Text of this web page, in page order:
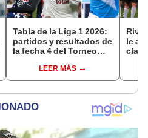
Tabla de la Liga 1 2026:
partidos y resultados de
la fecha 4 del Torneo
del Acumulado
LEER MÁS
le